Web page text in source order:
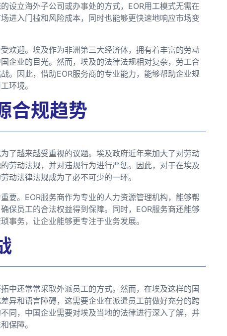
设立海外子公司或办事处的方式，EOR用工模式无需在
进入门槛和风险成本，同时也能够更快速地响应市场变
欢迎。埃及作为非洲第三大经济体，拥有着丰富的劳动
企业的目光。然而，埃及的法律法规相对复杂，劳工合
。因此，借助EOR服务商的专业能力，能够帮助企业规
环境。
合规趋势
了越来越受重视的议题。埃及政府近年来加大了对劳动
劳动法规，并对违规行为进行严惩。因此，对于在埃及
动法律法规成为了必不可少的一环。
要。EOR服务商作为专业的人力资源管理机构，能够帮
保员工的合法权益得到保障。同时，EOR服务商还能够
事务，让企业能够更专注于业务发展。
中还常常采取外派员工的方式。然而，在埃及这样的国
异和语言障碍，这需要企业在派遣员工前做好充分的跨
同，中国企业需要对埃及当地的法律进行深入了解，并
保障。